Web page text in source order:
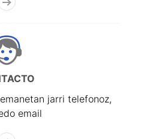
jarri telefonoz,
email